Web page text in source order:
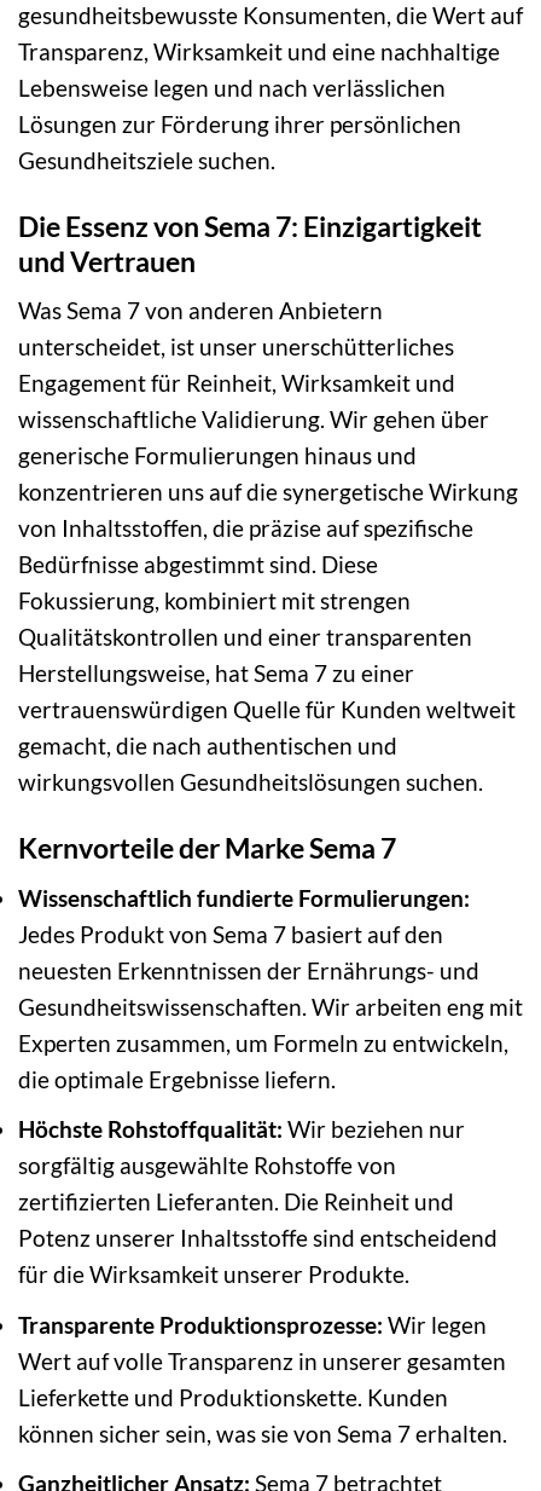
gesundheitsbewusste Konsumenten, die Wert auf
Transparenz, Wirksamkeit und eine nachhaltige
Lebensweise legen und nach verlässlichen
Lösungen zur Förderung ihrer persönlichen
Gesundheitsziele suchen.
Die Essenz von Sema 7: Einzigartigkeit
und Vertrauen
Was Sema 7 von anderen Anbietern
unterscheidet, ist unser unerschütterliches
Engagement für Reinheit, Wirksamkeit und
wissenschaftliche Validierung. Wir gehen über
generische Formulierungen hinaus und
konzentrieren uns auf die synergetische Wirkung
von Inhaltsstoffen, die präzise auf spezifische
Bedürfnisse abgestimmt sind. Diese
Fokussierung, kombiniert mit strengen
Qualitätskontrollen und einer transparenten
Herstellungsweise, hat Sema 7 zu einer
vertrauenswürdigen Quelle für Kunden weltweit
gemacht, die nach authentischen und
wirkungsvollen Gesundheitslösungen suchen.
Kernvorteile der Marke Sema 7
Wissenschaftlich fundierte Formulierungen:
Jedes Produkt von Sema 7 basiert auf den
neuesten Erkenntnissen der Ernährungs- und
Gesundheitswissenschaften. Wir arbeiten eng mit
Experten zusammen, um Formeln zu entwickeln,
die optimale Ergebnisse liefern.
Höchste Rohstoffqualität: Wir beziehen nur
sorgfältig ausgewählte Rohstoffe von
zertifizierten Lieferanten. Die Reinheit und
Potenz unserer Inhaltsstoffe sind entscheidend
für die Wirksamkeit unserer Produkte.
Transparente Produktionsprozesse: Wir legen
Wert auf volle Transparenz in unserer gesamten
Lieferkette und Produktionskette. Kunden
können sicher sein, was sie von Sema 7 erhalten.
Ganzheitlicher Ansatz: Sema 7 betrachtet